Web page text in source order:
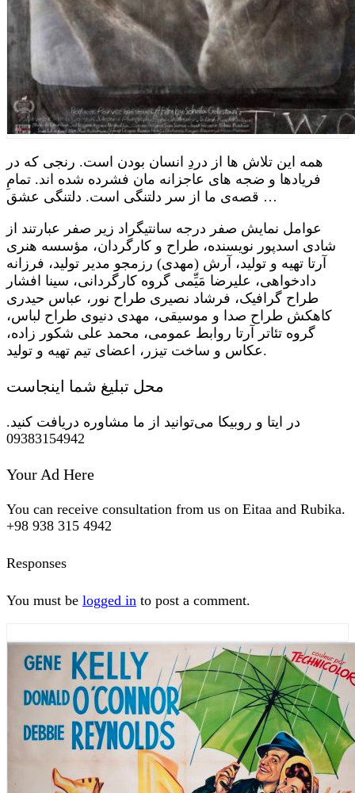
همه این تلاش ها از دردِ انسان بودن است. رنجی که در
فریادها و ضجه های عاجزانه مان فشرده شده اند. تمامِ
قصه‌ی ما از سر دلتنگی است. دلتنگی عشق …
عوامل نمایش صفر درجه سانتیگراد زیر صفر عبارتند از
شادی اسدپور نویسنده، طراح و کارگردان، مؤسسه هنری
آرتا تهیه و تولید، آرش (مهدی) رزمجو مدیر تولید، فرزانه
دادخواهی، علیرضا مَیِّمی گروه کارگردانی، سینا افشار
طراح گرافیک، فرشاد نصیری طراح نور، عباس حیدری
کاهکش طراح صدا و موسیقی، مهدی دنیوی طراح لباس،
گروه تئاتر آرتا روابط عمومی، محمد علی شکور زاده،
عکاس و ساخت تیزر، اعضای تیم تهیه و تولید.
محل تبلیغ شما اینجاست
در ایتا و روبیکا می‌توانید از ما مشاوره دریافت کنید.
09383154942
Your Ad Here
You can receive consultation from us on Eitaa and Rubika.
+98 938 315 4942
Responses
You must be logged in to post a comment.